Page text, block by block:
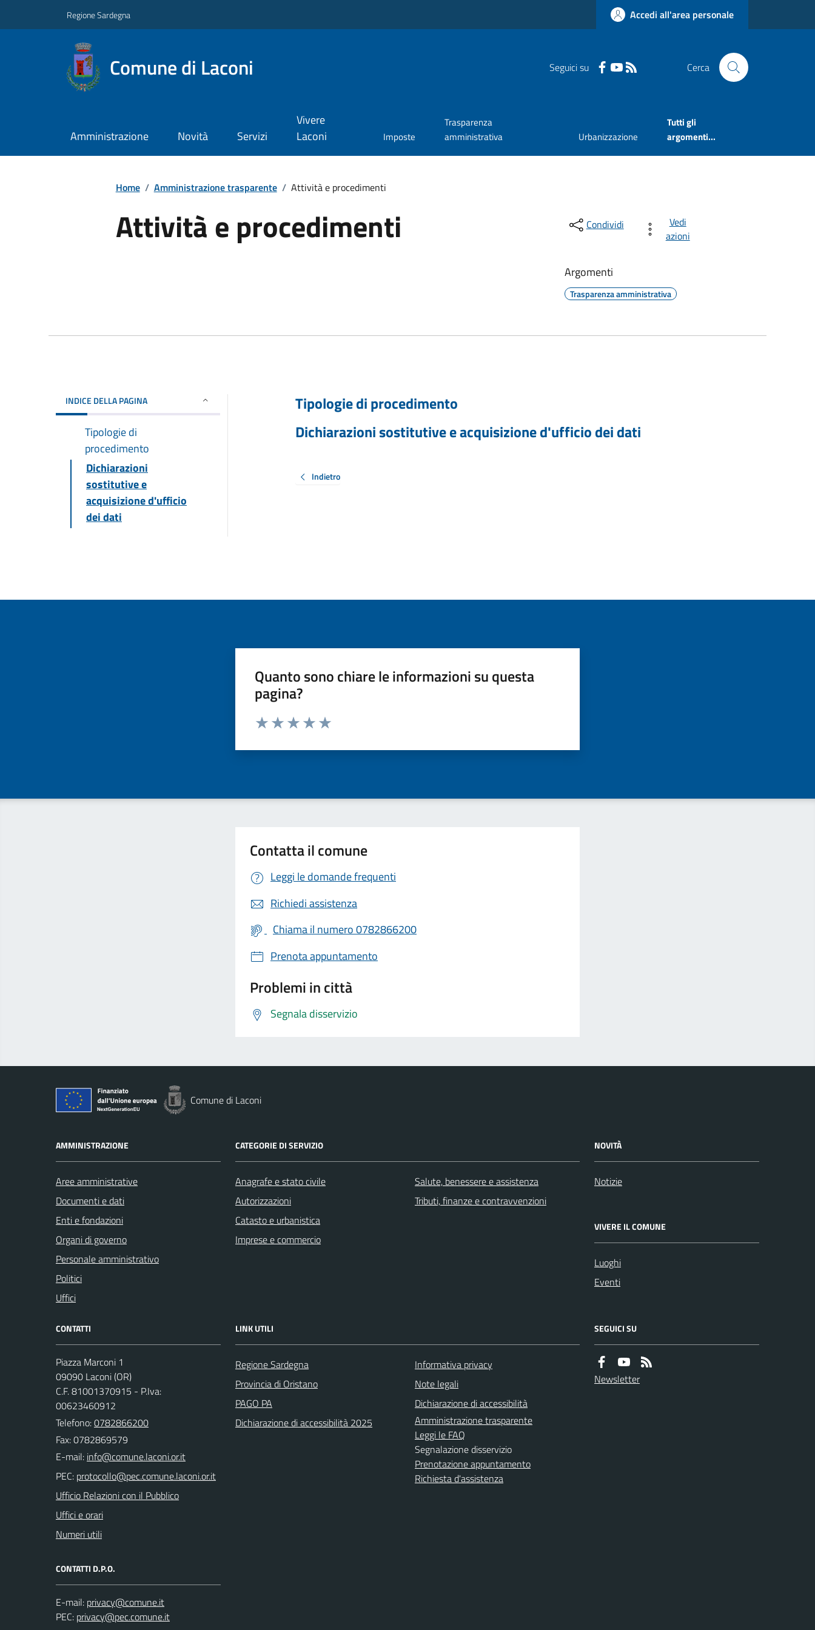
Regione Sardegna Accedi all'area personale
Comune di Laconi Seguici su Cerca
Amministrazione Novità Servizi
Vivere
Laconi
Imposte
Trasparenza
amministrativa
Urbanizzazione
Tutti gli
argomenti...
Home / Amministrazione trasparente / Attività e procedimenti
Attività e procedimenti Condividi
Vedi
azioni
Argomenti
Trasparenza amministrativa
INDICE DELLA PAGINA
Tipologie di
procedimento
Dichiarazioni
sostitutive e
acquisizione d'ufficio
dei dati
Tipologie di procedimento
Dichiarazioni sostitutive e acquisizione d'ufficio dei dati
Indietro
Quanto sono chiare le informazioni su questa
pagina?
Valuta da 1 a 5 stelle la pagina
Contatta il comune
Leggi le domande frequenti
Richiedi assistenza
Chiama il numero 0782866200
Prenota appuntamento
Problemi in città
Segnala disservizio
Comune di Laconi
AMMINISTRAZIONE
Aree amministrative
Documenti e dati
Enti e fondazioni
Organi di governo
Personale amministrativo
Politici
Uffici
CATEGORIE DI SERVIZIO
Anagrafe e stato civile
Autorizzazioni
Catasto e urbanistica
Imprese e commercio
Salute, benessere e assistenza
Tributi, finanze e contravvenzioni
NOVITÀ
Notizie
VIVERE IL COMUNE
Luoghi
Eventi
CONTATTI
Piazza Marconi 1
09090 Laconi (OR)
C.F. 81001370915 - P.Iva:
00623460912
Telefono:0782866200
Fax: 0782869579
E-mail:
PEC:
Ufficio Relazioni con il Pubblico
Uffici e orari
Numeri utili
CONTATTI D.P.O.
E-mail:
PEC:
LINK UTILI
Regione Sardegna
Provincia di Oristano
PAGO PA
Dichiarazione di accessibilità 2025
Informativa privacy
Note legali
Dichiarazione di accessibilità
Amministrazione trasparente
Leggi le FAQ
Segnalazione disservizio
Prenotazione appuntamento
Richiesta d'assistenza
SEGUICI SU
Newsletter